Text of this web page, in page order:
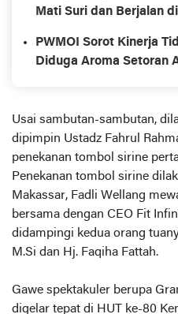
Mati Suri dan Berjalan
PWMOI Sorot Kinerja
Diduga Aroma Setoran
Usai sambutan-sambutan,
dipimpin Ustadz Fahrul
penekanan tombol sirine
Penekanan tombol sirine
Makassar, Fadli Wellang
bersama dengan CEO Fit
didampingi kedua orang
M.Si dan Hj. Faqiha Fattah.
Gawe spektakuler berupa
digelar tepat di HUT ke-80